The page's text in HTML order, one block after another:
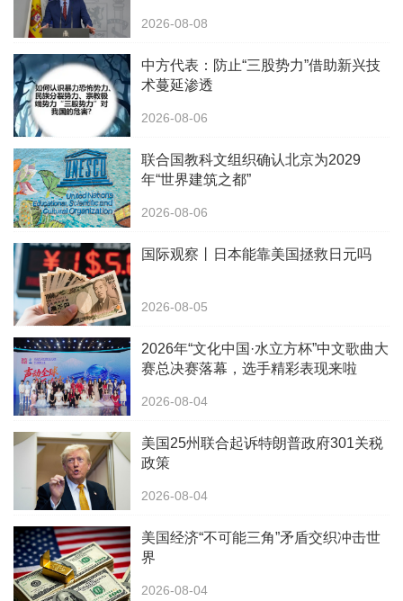
2026-08-08
中方代表：防止“三股势力”借助新兴技
术蔓延渗透
2026-08-06
联合国教科文组织确认北京为2029
年“世界建筑之都”
2026-08-06
国际观察丨日本能靠美国拯救日元吗
2026-08-05
2026年“文化中国·水立方杯”中文歌曲大
赛总决赛落幕，选手精彩表现来啦
2026-08-04
美国25州联合起诉特朗普政府301关税
政策
2026-08-04
美国经济“不可能三角”矛盾交织冲击世
界
2026-08-04